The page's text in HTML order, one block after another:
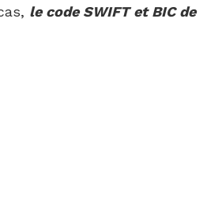
le code SWIFT et BIC de